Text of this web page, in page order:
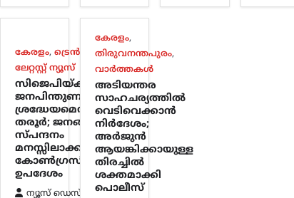
കേരളം, ട്രെൻഡിംഗ്,
ലേറ്റസ്റ്റ് ന്യൂസ്
സിജെപിയ്ക്ക് ലഭിച്ച
ജനപിന്തുണ
ശ്രദ്ധേയമെന്ന് ശശി
തരൂർ; ജനങ്ങളുടെ
സ്പന്ദനം
മനസ്സിലാക്കണമെന്ന്
കോൺഗ്രസിന്
ഉപദേശം
ന്യൂസ് ഡെസ്ക്
കേരളം,
തിരുവനന്തപുരം,
വാർത്തകൾ
അടിയന്തര
സാഹചര്യത്തിൽ
വെടിവെക്കാൻ
നിർദേശം;
അർജുൻ
ആയങ്കിക്കായുള്ള
തിരച്ചിൽ
ശക്തമാക്കി
പൊലീസ്